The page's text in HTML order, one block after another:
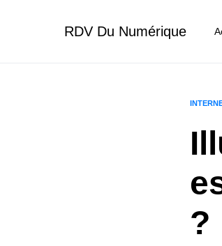
RDV Du Numérique
?